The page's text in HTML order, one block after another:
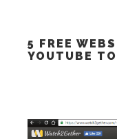
5 FREE
YOUTUBE